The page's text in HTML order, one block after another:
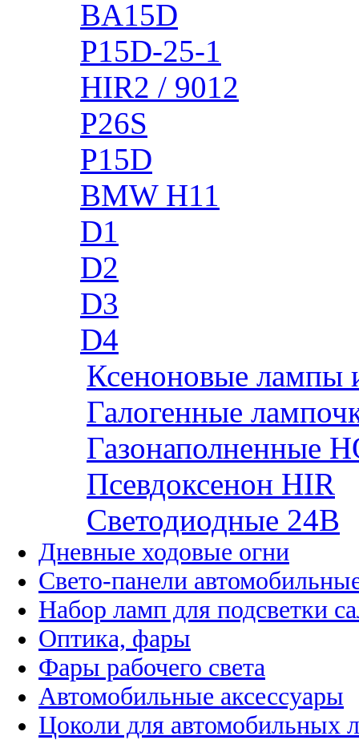
BA15D
P15D-25-1
HIR2 / 9012
P26S
P15D
BMW H11
D1
D2
D3
D4
Ксеноновые лампы
Галогенные
Газонаполненные
Псевдоксенон HIR
Cветодиодные 24B
Дневные ходовые огни
Свето-панели
Набор ламп для подсветки
Оптика, фары
Фары рабочего света
Автомобильные аксессуары
Цоколи для автомобильных